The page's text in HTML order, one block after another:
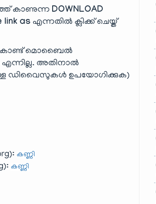
കാണുന്ന DOWNLOAD
link as എന്നതിൽ ക്ലിക്ക് ചെയ്ത്
കൊണ്ട് മൊബൈൽ
അതിനാൽ
ഡിവൈസുകൾ ഉപയോഗിക്കുക)
കണ്ണി
കണ്ണി